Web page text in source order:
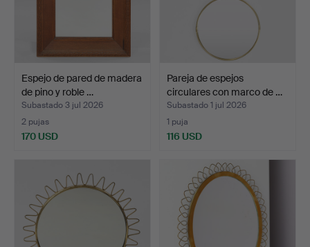
Espejo de pared de madera
de pino y roble …
Subastado 3 jul 2026
2 pujas
170 USD
Pareja de espejos
circulares con marco de …
Subastado 1 jul 2026
1 puja
116 USD